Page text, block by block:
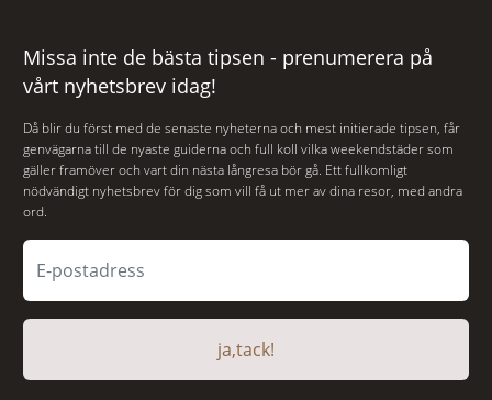
Missa inte de bästa tipsen - prenumerera på
vårt nyhetsbrev idag!
Då blir du först med de senaste nyheterna och mest initierade tipsen, får
genvägarna till de nyaste guiderna och full koll vilka weekendstäder som
gäller framöver och vart din nästa långresa bör gå. Ett fullkomligt
nödvändigt nyhetsbrev för dig som vill få ut mer av dina resor, med andra
ord.
ja,tack!